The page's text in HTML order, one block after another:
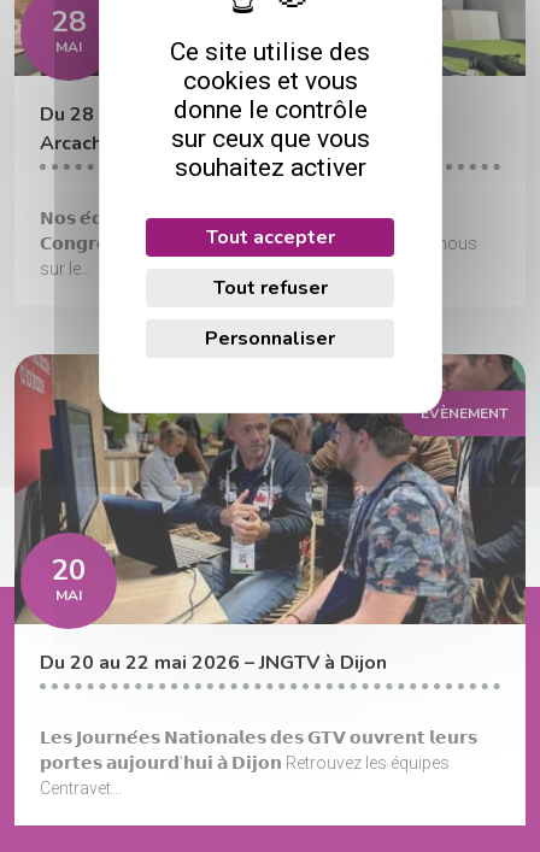
Ce site utilise des
cookies et vous
donne le contrôle
sur ceux que vous
souhaitez activer
Tout accepter
Tout refuser
Personnaliser
28
MAI
Du 28 au 30 mai 2026 – Congrès du chat à
Arcachon
𝗡𝗼𝘀 𝗲́𝗾𝘂𝗶𝗽𝗲𝘀 𝘀𝗼𝗻𝘁 𝗶𝗻𝘀𝘁𝗮𝗹𝗹𝗲́𝗲𝘀 𝗮𝘂 𝗣𝗮𝗹𝗮𝗶𝘀 𝗱𝗲𝘀
𝗖𝗼𝗻𝗴𝗿𝗲̀𝘀 𝗱’𝗔𝗿𝗰𝗮𝗰𝗵𝗼𝗻 ! Dès aujourd'hui, retrouvez-nous
sur le...
ÉVÈNEMENT
20
MAI
Du 20 au 22 mai 2026 – JNGTV à Dijon
𝗟𝗲𝘀 𝗝𝗼𝘂𝗿𝗻𝗲́𝗲𝘀 𝗡𝗮𝘁𝗶𝗼𝗻𝗮𝗹𝗲𝘀 𝗱𝗲𝘀 𝗚𝗧𝗩 𝗼𝘂𝘃𝗿𝗲𝗻𝘁 𝗹𝗲𝘂𝗿𝘀
𝗽𝗼𝗿𝘁𝗲𝘀 𝗮𝘂𝗷𝗼𝘂𝗿𝗱’𝗵𝘂𝗶 𝗮̀ 𝗗𝗶𝗷𝗼𝗻 Retrouvez les équipes
Centravet...